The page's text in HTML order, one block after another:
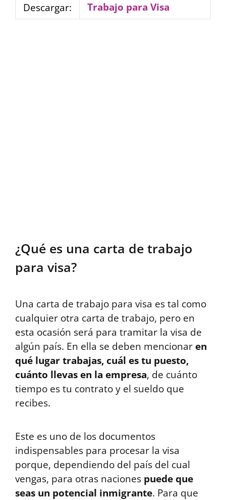
Descargar:
Trabajo para Visa
¿Qué es una carta de trabajo
para visa?
Una carta de trabajo para visa es tal como
cualquier otra carta de trabajo, pero en
esta ocasión será para tramitar la visa de
algún país. En ella se deben mencionar en
qué lugar trabajas, cuál es tu puesto,
cuánto llevas en la empresa, de cuánto
tiempo es tu contrato y el sueldo que
recibes.
Este es uno de los documentos
indispensables para procesar la visa
porque, dependiendo del país del cual
vengas, para otras naciones puede que
seas un potencial inmigrante. Para que